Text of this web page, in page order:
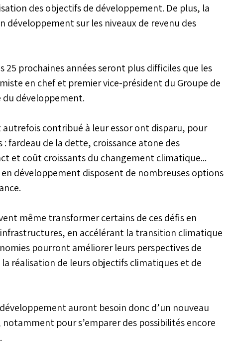
des objectifs de développement. De plus, la
sur les niveaux de revenu des
prochaines années seront plus difficiles que les
en chef et premier vice-président du Groupe de
du développement.
autrefois contribué à leur essor ont disparu, pour
fardeau de la dette, croissance atone des
et coût croissants du changement climatique...
développement disposent de nombreuses options
même transformer certains de ces défis en
en accélérant la transition climatique
pourront améliorer leurs perspectives de
réalisation de leurs objectifs climatiques et de
auront besoin donc d’un nouveau
pour s’emparer des possibilités encore